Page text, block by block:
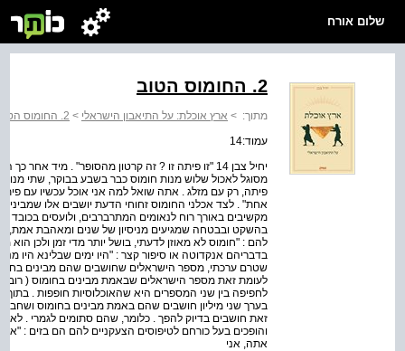
שלום אורח
2. החומוס הטוב
מתוך: > ארץ אוכלת: על התיאבון הישראלי > 2. החומוס הטוב
עמוד:14
יחיל צבן 14 "זו פיתה זו ? זה קרטון מהסופר" . מיד
מסוגל לאכול שלוש מנות חומוס כבר בשבע בבוקר, שתי
פיתה, רק עם מזלג . אתה שואל למה אני אוכל עכשיו עם
אחת" . לצד אכלני החומוס זחוחי הדעת יושבים אלו
מקשיבים באורך רוח לנאומים המתרברבים, ולועסים
בהשקט ובבטחה שמגיעים מניסיון של שנים ומאהבת
להם : "חומוס לא מאוזן לדעתי, בושל יותר מדי זמן ולכן הוא
בדבריהם אנקדוטה או סיפור קצר : "היו ימים שבלינא היו
שטרם ערכתי, מספר הישראלים שחושבים שהם מבינים
לעומת זאת מספר הישראלים שבאמת מבינים בחומוס ( רובם
לחפיפה בין שני המספרים היא שהאוכלוסיות חופפות . בתוך
בערך שני מיליון חושבים שהם באמת מבינים בחומוס
זאת חושבים בדיוק להפך . כלומר, שהם סתומים לגמרי .
והופכים בעל כורחם לטיפוסים הצעקניים להם הם בזים :
אתה, אני